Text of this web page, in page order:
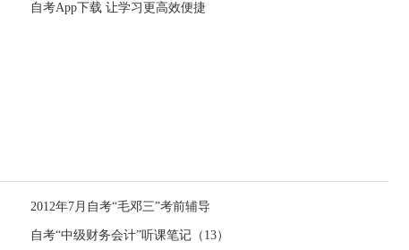
自考App下载 让学习更高效便捷
2012年7月自考“毛邓三”考前辅导
自考“中级财务会计”听课笔记（13）